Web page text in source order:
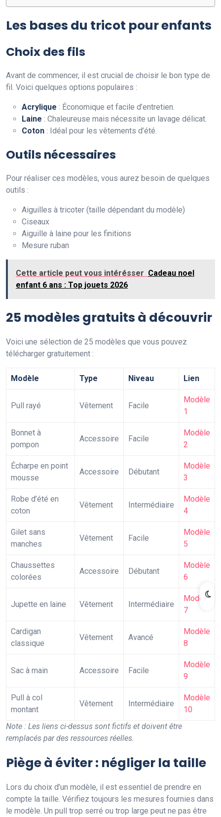
Les bases du tricot pour enfants
Choix des fils
Avant de commencer, il est crucial de choisir le bon type de
fil. Voici quelques options populaires :
Acrylique : Économique et facile d’entretien.
Laine : Chaleureuse mais nécessite un lavage délicat.
Coton : Idéal pour les vêtements d’été.
Outils nécessaires
Pour réaliser ces modèles, vous aurez besoin de quelques
outils :
Aiguilles à tricoter (taille dépendant du modèle)
Ciseaux
Aiguille à laine pour les finitions
Mesure ruban
Cette article peut vous intérésser Cadeau noel
enfant 6 ans : Top jouets 2026
25 modèles gratuits à découvrir
Voici une sélection de 25 modèles que vous pouvez
télécharger gratuitement :
Modèle Type Niveau Lien
Pull rayé Vêtement Facile
Modèle
1
Bonnet à
pompon
Accessoire Facile
Modèle
2
Écharpe en point
mousse
Accessoire Débutant
Modèle
3
Robe d’été en
coton
Vêtement Intermédiaire
Modèle
4
Gilet sans
manches
Vêtement Facile
Modèle
5
Chaussettes
colorées
Accessoire Débutant
Modèle
6
Jupette en laine Vêtement Intermédiaire
Modèle
7
Cardigan
classique
Vêtement Avancé
Modèle
8
Sac à main Accessoire Facile
Modèle
9
Pull à col
montant
Vêtement Intermédiaire
Modèle
10
Note : Les liens ci-dessus sont fictifs et doivent être
remplacés par des ressources réelles.
Piège à éviter : négliger la taille
Lors du choix d’un modèle, il est essentiel de prendre en
compte la taille. Vérifiez toujours les mesures fournies dans
le modèle. Un pull trop serré ou trop large peut ne pas être